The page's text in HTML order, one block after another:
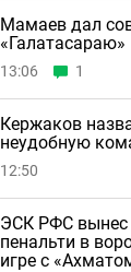
Мамаев дал
«Галатасараю»
13:06 1
Кержаков
неудобную
12:50
ЭСК РФС вынес
пенальти в
игре с